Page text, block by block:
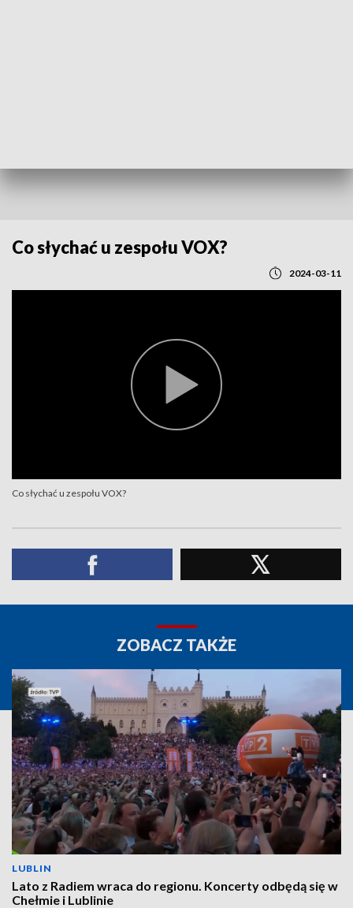
Co słychać u zespołu VOX?
2024-03-11
Co słychać u zespołu VOX?
ZOBACZ TAKŻE
LUBLIN
Lato z Radiem wraca do regionu. Koncerty odbędą się w
Chełmie i Lublinie